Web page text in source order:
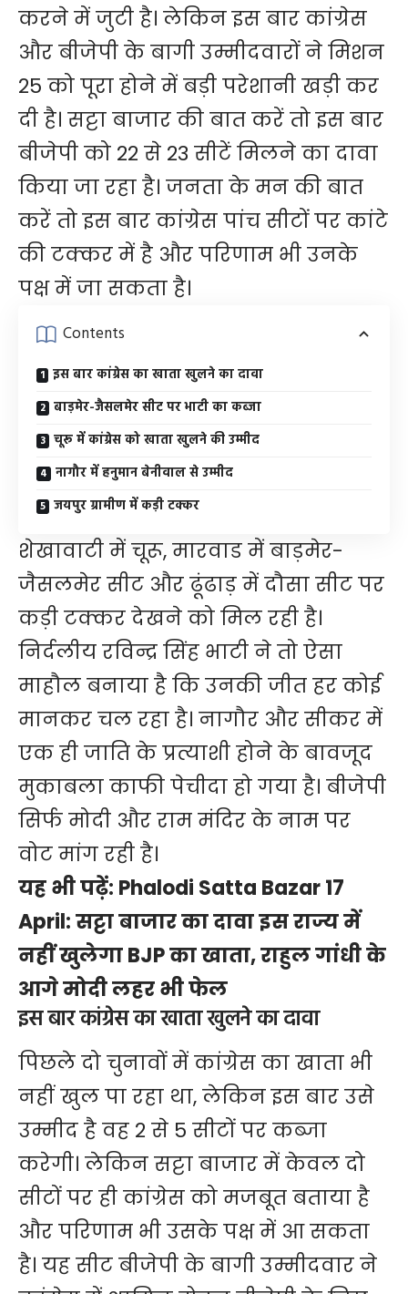
करने में जुटी है। लेकिन इस बार कांग्रेस
और बीजेपी के बागी उम्मीदवारों ने मिशन
25 को पूरा होने में बड़ी परेशानी खड़ी कर
दी है। सट्टा बाजार की बात करें तो इस बार
बीजेपी को 22 से 23 सीटें मिलने का दावा
किया जा रहा है। जनता के मन की बात
करें तो इस बार कांग्रेस पांच सीटों पर कांटे
की टक्कर में है और परिणाम भी उनके
पक्ष में जा सकता है।
Contents
इस बार कांग्रेस का खाता खुलने का दावा
बाड़मेर-जैसलमेर सीट पर भाटी का कब्जा
चूरू में कांग्रेस को खाता खुलने की उम्मीद
नागौर में हनुमान बेनीवाल से उम्मीद
जयपुर ग्रामीण में कड़ी टक्कर
शेखावाटी में चूरू, मारवाड में बाड़मेर-
जैसलमेर सीट और ढूंढाड़ में दौसा सीट पर
कड़ी टक्कर देखने को मिल रही है।
निर्दलीय रविन्द्र सिंह भाटी ने तो ऐसा
माहौल बनाया है कि उनकी जीत हर कोई
मानकर चल रहा है। नागौर और सीकर में
एक ही जाति के प्रत्याशी होने के बावजूद
मुकाबला काफी पेचीदा हो गया है। बीजेपी
सिर्फ मोदी और राम मंदिर के नाम पर
वोट मांग रही है।
यह भी पढ़ें: Phalodi Satta Bazar 17
April: सट्टा बाजार का दावा इस राज्य में
नहीं खुलेगा BJP का खाता, राहुल गांधी के
आगे मोदी लहर भी फेल
इस बार कांग्रेस का खाता खुलने का दावा
पिछले दो चुनावों में कांग्रेस का खाता भी
नहीं खुल पा रहा था, लेकिन इस बार उसे
उम्मीद है वह 2 से 5 सीटों पर कब्जा
करेगी। लेकिन सट्टा बाजार में केवल दो
सीटों पर ही कांग्रेस को मजबूत बताया है
और परिणाम भी उसके पक्ष में आ सकता
है। यह सीट बीजेपी के बागी उम्मीदवार ने